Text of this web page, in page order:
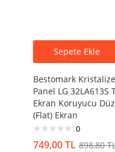
Sepete Ekle
Bestomark Kristalize
Panel LG 32LA613S
Ekran Koruyucu Düz
(Flat) Ekran
0
749,00TL 898,80